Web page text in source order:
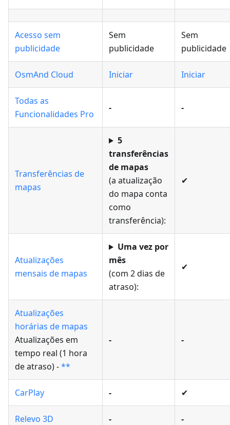
Acesso sem
publicidade
Sem
publicidade
Sem
publicidade
OsmAnd Cloud Iniciar Iniciar
Todas as
Funcionalidades Pro
- -
Transferências de
mapas
5
transferências
de mapas
(a atualização
do mapa conta
como
transferência):
✔
Atualizações
mensais de mapas
Uma vez por
mês
(com 2 dias de
atraso):
✔
Atualizações
horárias de mapas
Atualizações em
tempo real (1 hora
de atraso) -**
- -
CarPlay - ✔
Relevo 3D - -